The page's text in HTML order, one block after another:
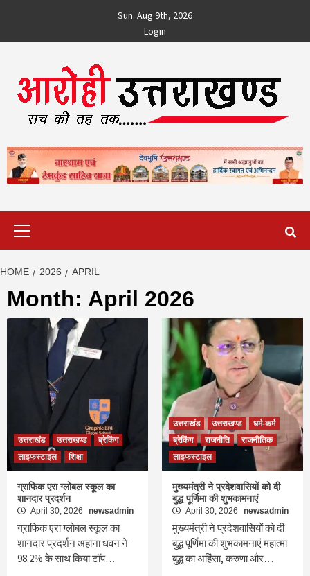
content
Sun. Aug 9th, 2026
Login
HOME 2026 APRIL
Month: April 2026
उत्तराखंड उत्तराखण्ड
ब्रेकिंग
लाइफस्टाइल
शिक्षा
ग्राफिक एरा ग्लोबल स्कूल का
शानदार प्रदर्शन
April 30, 2026 newsadmin
ग्राफिक एरा ग्लोबल स्कूल का
शानदार प्रदर्शन अहाना धवन ने
98.2% के साथ किया टॉप…
उत्तराखंड उत्तराखण्ड
धर्म-कर्म
ब्रेकिंग
राजनीति
राजनीतिक
लाइफस्टाइल
मुख्यमंत्री ने प्रदेशवासियों को दी
बुद्ध पूर्णिमा की शुभकामनाएं
April 30, 2026 newsadmin
मुख्यमंत्री ने प्रदेशवासियों को दी
बुद्ध पूर्णिमा की शुभकामनाएं महात्मा
बुद्ध का अहिंसा, करुणा और…